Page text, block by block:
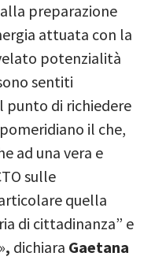
preparazione
attuata con la
potenzialità
sentiti
di richiedere
il che,
ad una vera e
sulle
quella
di cittadinanza” e
, dichiara Gaetana